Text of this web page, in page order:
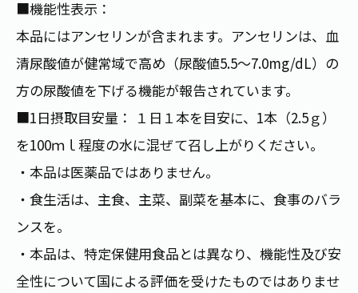
■機能性表示：
本品にはアンセリンが含まれます。アンセリンは、血
清尿酸値が健常域で高め（尿酸値5.5～7.0mg/dL）の
方の尿酸値を下げる機能が報告されています。
■1日摂取目安量： １日１本を目安に、1本（2.5ｇ）
を100ｍｌ程度の水に混ぜて召し上がりください。
・本品は医薬品ではありません。
・食生活は、主食、主菜、副菜を基本に、食事のバラ
ンスを。
・本品は、特定保健用食品とは異なり、機能性及び安
全性について国による評価を受けたものではありませ